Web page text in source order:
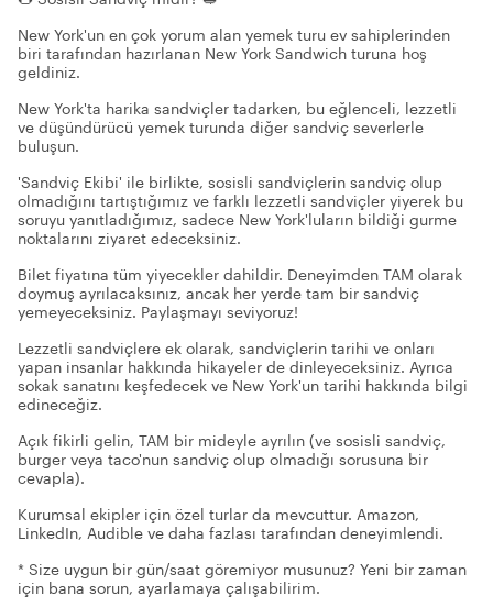
New York'un en çok yorum alan yemek turu ev sahiplerinden
biri tarafından hazırlanan New York Sandwich turuna hoş
geldiniz.
New York'ta harika sandviçler tadarken, bu eğlenceli, lezzetli
ve düşündürücü yemek turunda diğer sandviç severlerle
buluşun.
'Sandviç Ekibi' ile birlikte, sosisli sandviçlerin sandviç olup
olmadığını tartıştığımız ve farklı lezzetli sandviçler yiyerek bu
soruyu yanıtladığımız, sadece New York'luların bildiği gurme
noktalarını ziyaret edeceksiniz.
Bilet fiyatına tüm yiyecekler dahildir. Deneyimden TAM olarak
doymuş ayrılacaksınız, ancak her yerde tam bir sandviç
yemeyeceksiniz. Paylaşmayı seviyoruz!
Lezzetli sandviçlere ek olarak, sandviçlerin tarihi ve onları
yapan insanlar hakkında hikayeler de dinleyeceksiniz. Ayrıca
sokak sanatını keşfedecek ve New York'un tarihi hakkında bilgi
edineceğiz.
Açık fikirli gelin, TAM bir mideyle ayrılın (ve sosisli sandviç,
burger veya taco'nun sandviç olup olmadığı sorusuna bir
cevapla).
Kurumsal ekipler için özel turlar da mevcuttur. Amazon,
LinkedIn, Audible ve daha fazlası tarafından deneyimlendi.
* Size uygun bir gün/saat göremiyor musunuz? Yeni bir zaman
için bana sorun, ayarlamaya çalışabilirim.